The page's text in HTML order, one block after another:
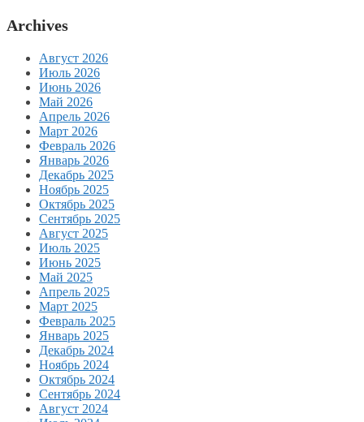
Archives
Август 2026
Июль 2026
Июнь 2026
Май 2026
Апрель 2026
Март 2026
Февраль 2026
Январь 2026
Декабрь 2025
Ноябрь 2025
Октябрь 2025
Сентябрь 2025
Август 2025
Июль 2025
Июнь 2025
Май 2025
Апрель 2025
Март 2025
Февраль 2025
Январь 2025
Декабрь 2024
Ноябрь 2024
Октябрь 2024
Сентябрь 2024
Август 2024